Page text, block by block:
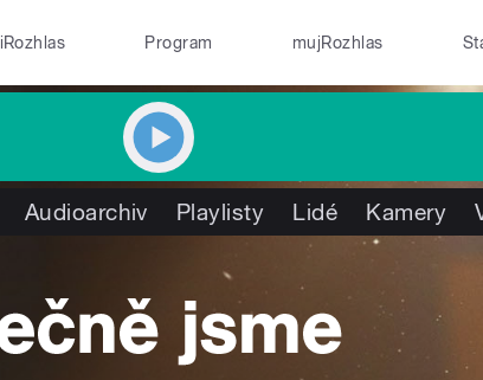
iRozhlas Program mujRozhlas
Audioarchiv Playlisty Lidé Kamery